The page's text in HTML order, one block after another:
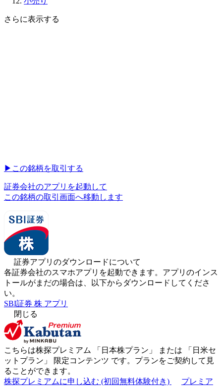
さらに表示する
▶︎ この銘柄を取引する
証券会社のアプリを起動して
この銘柄の取引画面へ移動します
証券アプリのダウンロードについて
各証券会社のスマホアプリを起動できます。アプリのインス
トールがまだの場合は、以下からダウンロードしてくださ
い。
SBI証券 株 アプリ
閉じる
こちらは株探プレミアム 「 日本株プラン 」 または 「 日米セ
ットプラン 」 限定コンテンツ です。プランをご契約して見
ることができます。
株探プレミアムに申し込む (初回無料体験付き)
プレミア